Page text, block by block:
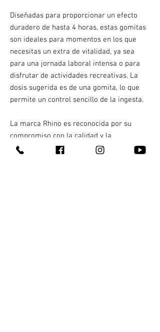
Diseñadas para proporcionar un efecto
duradero de hasta 4 horas, estas gomitas
son ideales para momentos en los que
necesitas un extra de vitalidad, ya sea
para una jornada laboral intensa o para
disfrutar de actividades recreativas. La
dosis sugerida es de una gomita, lo que
permite un control sencillo de la ingesta.
La marca Rhino es reconocida por su
compromiso con la calidad y la
efectividad, asegurando que cada gomita